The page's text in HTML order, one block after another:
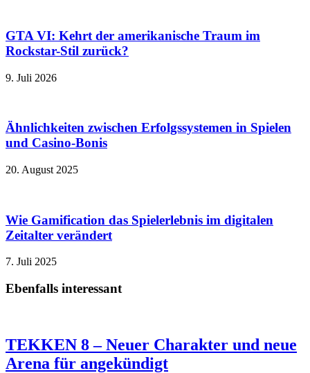
GTA VI: Kehrt der amerikanische Traum im
Rockstar-Stil zurück?
9. Juli 2026
Ähnlichkeiten zwischen Erfolgssystemen in Spielen
und Casino‑Bonis
20. August 2025
Wie Gamification das Spielerlebnis im digitalen
Zeitalter verändert
7. Juli 2025
Ebenfalls interessant
TEKKEN 8 – Neuer Charakter und neue
Arena für angekündigt